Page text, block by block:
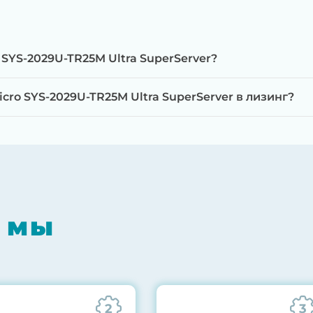
на специализированном оборудовании с
нагрузкой в течение 72 часов для проверки
2029U-TR25M Ultra SuperServer?
SYS-2029U-TR25M Ultra SuperServer в лизинг?
мы
2 3